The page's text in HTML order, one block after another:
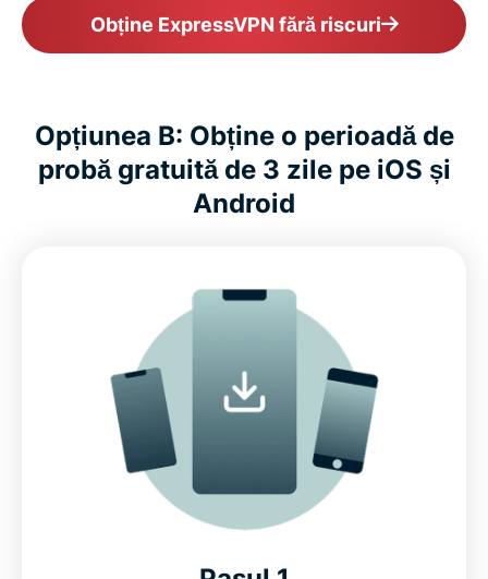
Obține ExpressVPN fără riscuri
Opțiunea B: Obține o perioadă de
probă gratuită de 3 zile pe iOS și
Android